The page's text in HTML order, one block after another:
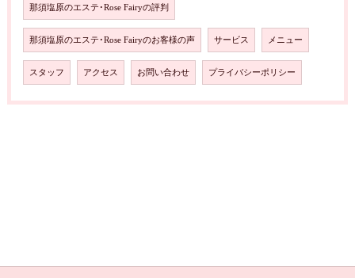
那須塩原のエステ･Rose Fairyの評判
那須塩原のエステ･Rose Fairyのお客様の声 サービス メニュー
スタッフ アクセス お問い合わせ プライバシーポリシー